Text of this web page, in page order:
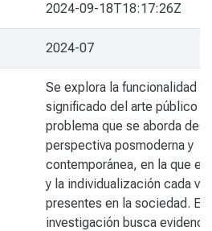
2024-09-18T18:17:26Z
2024-07
Se explora la funcionalidad y
significado del arte público
problema que se aborda
perspectiva posmoderna y
contemporánea, en la que el
y la individualización cada
presentes en la sociedad.
investigación busca